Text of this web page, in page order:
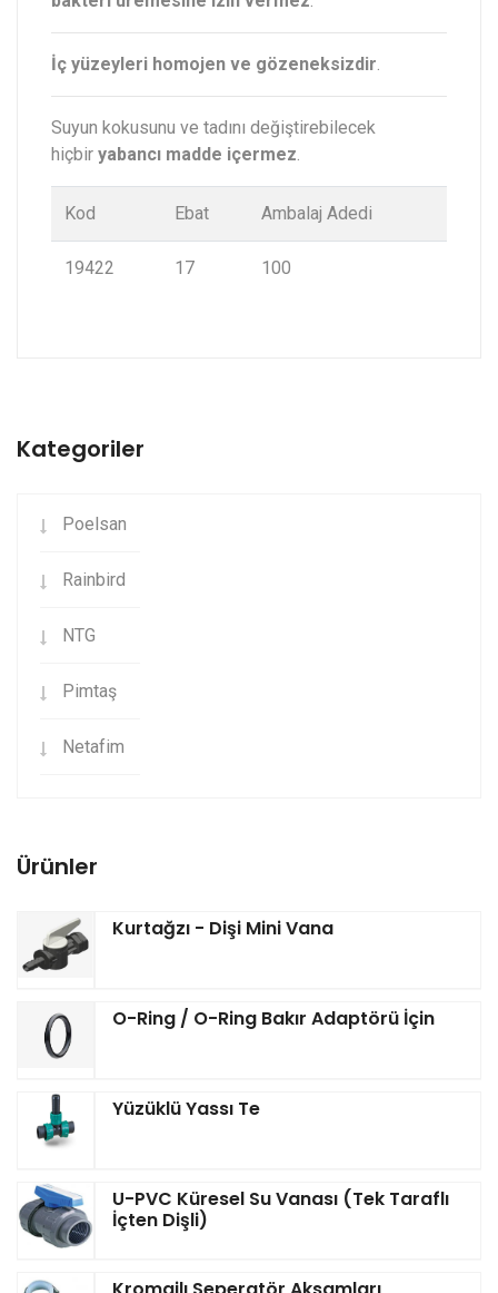
İç yüzeyleri homojen ve gözeneksizdir.
Suyun kokusunu ve tadını değiştirebilecek
hiçbir yabancı madde içermez.
Kod Ebat Ambalaj Adedi
19422 17 100
Kategoriler
Poelsan
Rainbird
NTG
Pimtaş
Netafim
Ürünler
Kurtağzı - Dişi Mini Vana
O-Ring / O-Ring Bakır Adaptörü İçin
Yüzüklü Yassı Te
U-PVC Küresel Su Vanası (Tek Taraflı
İçten Dişli)